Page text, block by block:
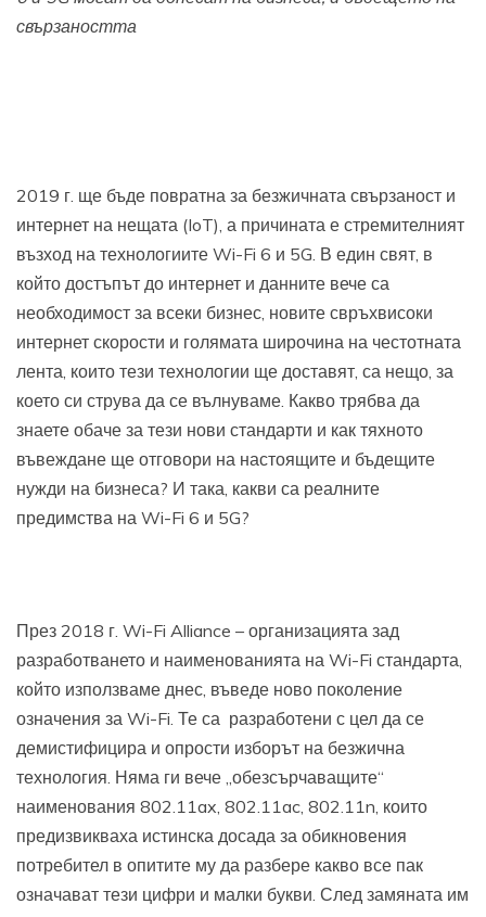
свързаността
2019 г. ще бъде повратна за безжичната свързаност и
интернет на нещата (IoT), а причината е стремителният
възход на технологиите Wi-Fi 6 и 5G. В един свят, в
който достъпът до интернет и данните вече са
необходимост за всеки бизнес, новите свръхвисоки
интернет скорости и голямата широчина на честотната
лента, които тези технологии ще доставят, са нещо, за
което си струва да се вълнуваме. Какво трябва да
знаете обаче за тези нови стандарти и как тяхното
въвеждане ще отговори на настоящите и бъдещите
нужди на бизнеса? И така, какви са реалните
предимства на Wi-Fi 6 и 5G?
През 2018 г. Wi-Fi Alliance – организацията зад
разработването и наименованията на Wi-Fi стандарта,
който използваме днес, въведе ново поколение
означения за Wi-Fi. Те са разработени с цел да се
демистифицира и опрости изборът на безжична
технология. Няма ги вече „обезсърчаващите“
наименования 802.11ax, 802.11ac, 802.11n, които
предизвикваха истинска досада за обикновения
потребител в опитите му да разбере какво все пак
означават тези цифри и малки букви. След замяната им